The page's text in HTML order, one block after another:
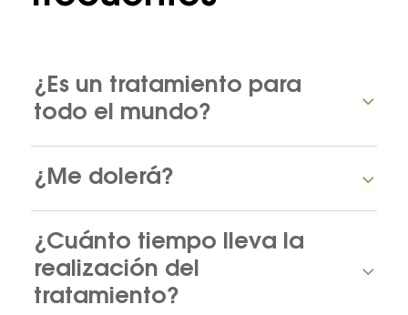
¿Es un tratamiento para
todo el mundo?
¿Me dolerá?
¿Cuánto tiempo lleva la
realización del
tratamiento?